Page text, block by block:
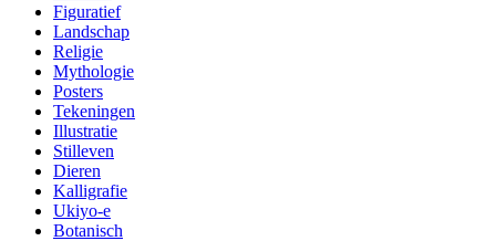
Figuratief
Landschap
Religie
Mythologie
Posters
Tekeningen
Illustratie
Stilleven
Dieren
Kalligrafie
Ukiyo-e
Botanisch